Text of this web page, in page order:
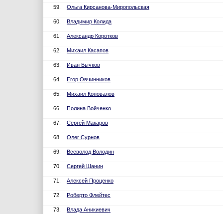
59. Ольга Кирсанова-Миропольская
60. Владимир Колида
61. Александр Коротков
62. Михаил Касапов
63. Иван Бычков
64. Егор Овчинников
65. Михаил Коновалов
66. Полина Войченко
67. Сергей Макаров
68. Олег Сурнов
69. Всеволод Володин
70. Сергей Шанин
71. Алексей Проценко
72. Роберто Флейтес
73. Влада Аникиевич